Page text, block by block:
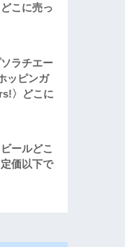
こに売っ
ラチエー
ッピンガ
〉どこに
ールどこ
価以下で